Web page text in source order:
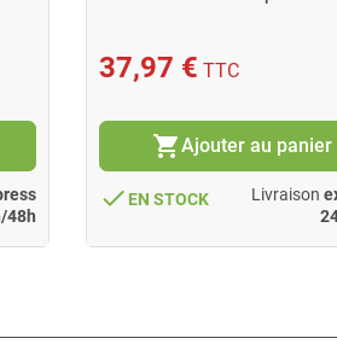
48h
37,97 € TTC
shopping_cartAjouter au panier
done EN STOCK Livraison